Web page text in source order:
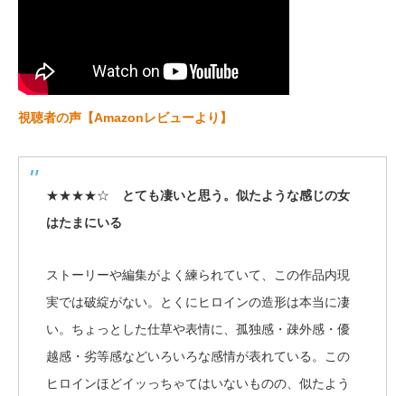
視聴者の声【Amazonレビューより】
★★★★☆
とても凄いと思う。似たような感じの女
はたまにいる
ストーリーや編集がよく練られていて、この作品内現
実では破綻がない。とくにヒロインの造形は本当に凄
い。ちょっとした仕草や表情に、孤独感・疎外感・優
越感・劣等感などいろいろな感情が表れている。この
ヒロインほどイッっちゃてはいないものの、似たよう